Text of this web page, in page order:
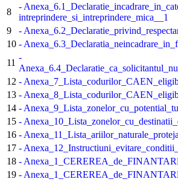
8
-
intreprindere_si_intreprindere_mica__1
9
-
10 -
11
-
12 -
13 -
14 -
15 -
16 -
17 -
18 -
19 -